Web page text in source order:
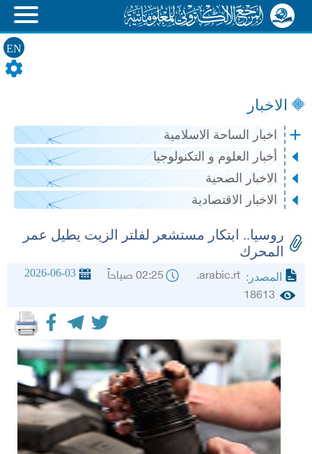
EN
الاخبار
اخبار الساحة الاسلامية
أخبار العلوم و التكنولوجيا
الاخبار الصحية
الاخبار الاقتصادية
روسيا.. ابتكار مستشعر لفلتر الزيت يطيل عمر
المحرك
المصدر: 02:25 صباحاً 2026-06-03
18613